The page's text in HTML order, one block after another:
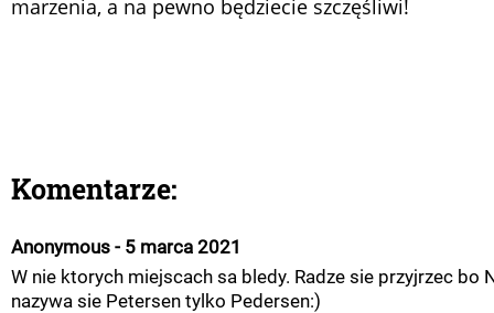
marzenia, a na pewno będziecie szczęśliwi!
Komentarze:
Anonymous - 5 marca 2021
W nie ktorych miejscach sa bledy. Radze sie przyjrzec bo
nazywa sie Petersen tylko Pedersen:)